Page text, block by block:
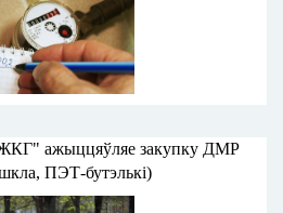
ажыццяўляе закупку ДМР
ПЭТ-бутэлькі)